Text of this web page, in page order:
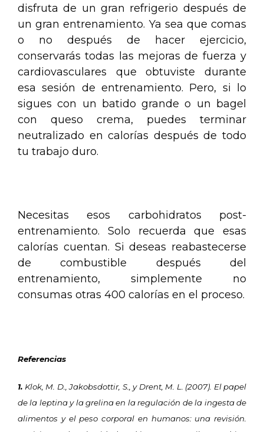
disfruta de un gran refrigerio después de
un gran entrenamiento. Ya sea que comas
o no después de hacer ejercicio,
conservarás todas las mejoras de fuerza y
cardiovasculares que obtuviste durante
esa sesión de entrenamiento. Pero, si lo
sigues con un batido grande o un bagel
con queso crema, puedes terminar
neutralizado en calorías después de todo
tu trabajo duro.
Necesitas esos carbohidratos post-
entrenamiento. Solo recuerda que esas
calorías cuentan. Si deseas reabastecerse
de combustible después del
entrenamiento, simplemente no
consumas otras 400 calorías en el proceso.
Referencias
1. Klok, M. D., Jakobsdottir, S., y Drent, M. L. (2007). El papel
de la leptina y la grelina en la regulación de la ingesta de
alimentos y el peso corporal en humanos: una revisión.